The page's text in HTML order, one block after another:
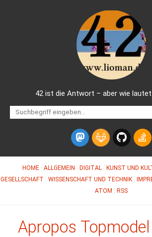
42 ist die Antwort – aber wie lautet
HOME ALLGEMEIN DIGITAL KUNST UND
GESELLSCHAFT
WISSENSCHAFT UND TECHNIK
ATOM
RSS
Apropos Topmodel